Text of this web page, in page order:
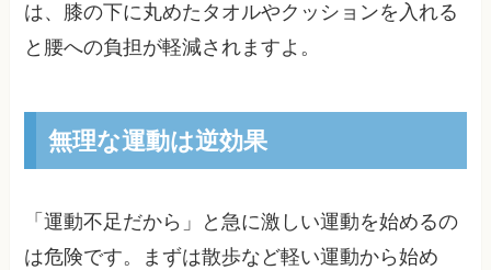
は、膝の下に丸めたタオルやクッションを入れる
と腰への負担が軽減されますよ。
無理な運動は逆効果
「運動不足だから」と急に激しい運動を始めるの
は危険です。まずは散歩など軽い運動から始め